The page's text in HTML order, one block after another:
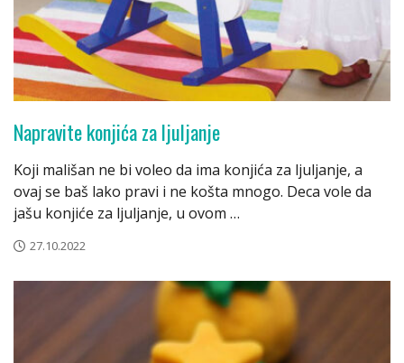
Napravite konjića za ljuljanje
Koji mališan ne bi voleo da ima konjića za ljuljanje, a
ovaj se baš lako pravi i ne košta mnogo. Deca vole da
jašu konjiće za ljuljanje, u ovom …
27.10.2022